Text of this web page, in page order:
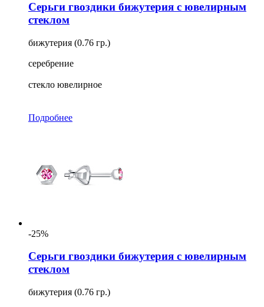
Серьги гвоздики бижутерия с ювелирным
стеклом
бижутерия (0.76 гр.)
серебрение
стекло ювелирное
Подробнее
-25%
Серьги гвоздики бижутерия с ювелирным
стеклом
бижутерия (0.76 гр.)